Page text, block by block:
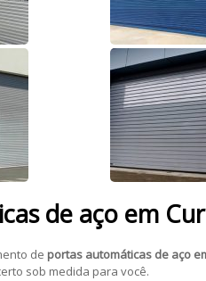
de aço em
de portas automáticas de aço
sob medida para você.